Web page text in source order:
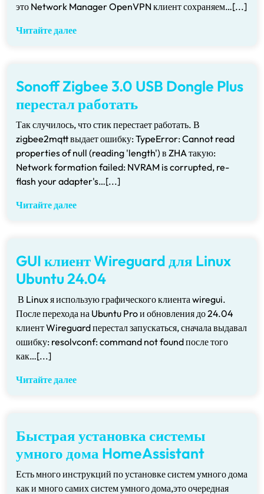
это Network Manager OpenVPN клиент сохраняем…[...]
Читайте далее
Sonoff Zigbee 3.0 USB Dongle Plus
перестал работать
Так случилось, что стик перестает работать. В
zigbee2mqtt выдает ошибку: TypeError: Cannot read
properties of null (reading 'length') в ZHA такую:
Network formation failed: NVRAM is corrupted, re-
flash your adapter's…[...]
Читайте далее
GUI клиент Wireguard для Linux
Ubuntu 24.04
В Linux я использую графического клиента wiregui.
После перехода на Ubuntu Pro и обновления до 24.04
клиент Wireguard перестал запускаться, сначала выдавал
ошибку: resolvconf: command not found после того
как…[...]
Читайте далее
Быстрая установка системы
умного дома HomeAssistant
Есть много инструкций по установке систем умного дома
как и много самих систем умного дома,это очередная